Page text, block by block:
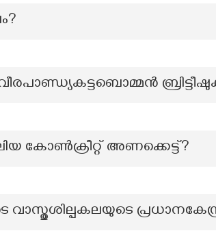
കോൺക്രീറ്റ് അണക്കെട്ട്?
വാസ്തുശില്പകലയുടെ